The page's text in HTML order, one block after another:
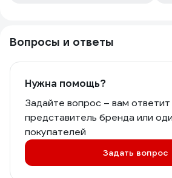
Вопросы и ответы
Нужна помощь?
Задайте вопрос – вам
представитель бренда или
покупателей
Задать вопрос